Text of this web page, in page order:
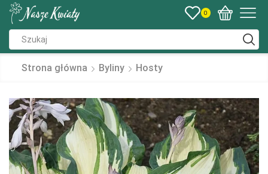
0
Strona główna Byliny Hosty